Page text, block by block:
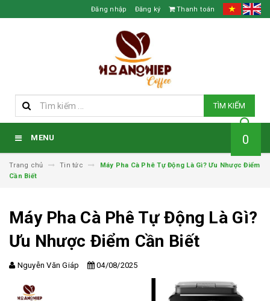
Đăng nhập Đăng ký Thanh toán
TÌM KIẾM
MENU 0
Trang chủ Tin tức
Máy Pha Cà Phê Tự Động Là Gì? Ưu Nhược Điểm
Cần Biết
Máy Pha Cà Phê Tự Động Là Gì?
Ưu Nhược Điểm Cần Biết
Nguyễn Văn Giáp 04/08/2025